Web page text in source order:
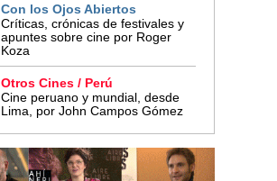
Con los Ojos Abiertos
Críticas, crónicas de festivales y
apuntes sobre cine por Roger
Koza
Otros Cines / Perú
Cine peruano y mundial, desde
Lima, por John Campos Gómez